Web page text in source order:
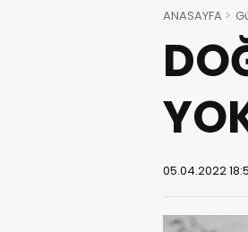
ANASAYFA
05.04.2022